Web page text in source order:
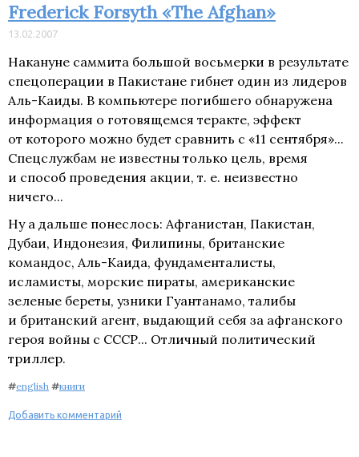
Frederick Forsyth «The Afghan»
13.02.2007
Накануне саммита большой восьмерки в результате
спецоперации в Пакистане гибнет один из лидеров
Аль-Каиды. В компьютере погибшего обнаружена
информация о готовящемся теракте, эффект
от которого можно будет сравнить с «11 сентября»...
Спецслужбам не известны только цель, время
и способ проведения акции, т. е. неизвестно
ничего...
Ну а дальше понеслось: Афганистан, Пакистан,
Дубаи, Индонезия, Филипины, британские
командос, Аль-Каида, фундаменталисты,
исламисты, морские пираты, американские
зеленые береты, узники Гуантанамо, талибы
и британский агент, выдающий себя за афганского
героя войны с СССР... Отличный политический
триллер.
#english #книги
Добавить комментарий